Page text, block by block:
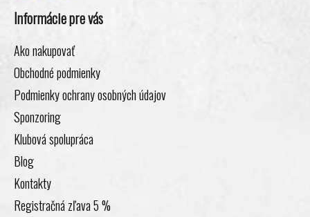
Informácie pre vás
Ako nakupovať
Obchodné podmienky
Podmienky ochrany osobných údajov
Sponzoring
Klubová spolupráca
Blog
Kontakty
Registračná zľava 5 %